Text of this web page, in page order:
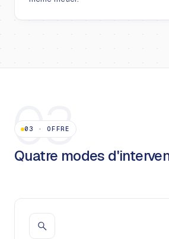
03
03 ·OFFRE
Quatre modes